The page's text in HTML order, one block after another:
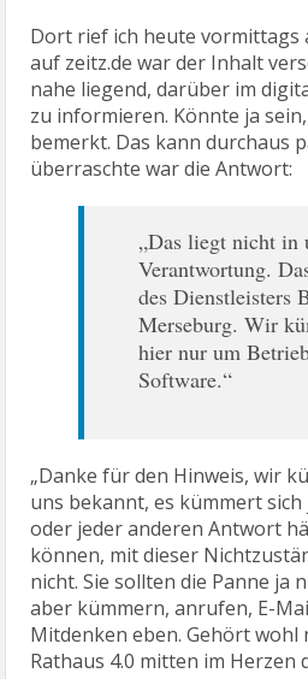
Dort rief ich heute vormittags
auf zeitz.de war der Inhalt
nahe liegend, darüber im
zu informieren. Könnte ja
bemerkt. Das kann durchaus
überraschte war die Antwort:
„Das liegt nicht in
Verantwortung.
des Dienstleisters
Merseburg. Wir
hier nur um
Software.“
„Danke für den Hinweis, wir
uns bekannt, es kümmert sich
oder jeder anderen Antwort
können, mit dieser
nicht. Sie sollten die Panne ja
aber kümmern, anrufen, E-
Mitdenken eben. Gehört wohl
Rathaus 4.0 mitten im Herzen